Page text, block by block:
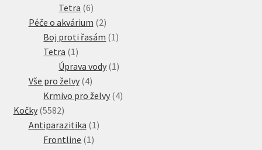
produkty
Tetra 66
produktů
Péče o akvárium 22
produkty
Boj proti řasám 1 1
Tetra 1 1
produkt
Úprava vody 1 1
Vše pro želvy 44
produkty
Krmivo pro želvy 44
Kočky 55825582
produktů
Antiparazitika 1 1
Frontline 1 1